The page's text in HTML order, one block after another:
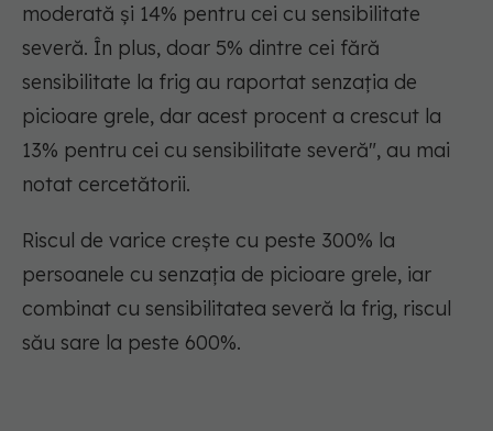
moderată și 14% pentru cei cu sensibilitate
severă. În plus, doar 5% dintre cei fără
sensibilitate la frig au raportat senzația de
picioare grele, dar acest procent a crescut la
13% pentru cei cu sensibilitate severă", au mai
notat cercetătorii.
Riscul de varice crește cu peste 300% la
persoanele cu senzația de picioare grele, iar
combinat cu sensibilitatea severă la frig, riscul
său sare la peste 600%.